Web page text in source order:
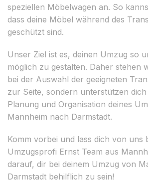
speziellen Möbelwagen an. So
dass deine Möbel während des
geschützt sind.
Unser Ziel ist es, deinen Umzug so
möglich zu gestalten. Daher stehen
bei der Auswahl der geeigneten
zur Seite, sondern unterstützen
Planung und Organisation deines
Mannheim nach Darmstadt.
Komm vorbei und lass dich von uns
Umzugsprofi Ernst Team aus
darauf, dir bei deinem Umzug von
Darmstadt behilflich zu sein!